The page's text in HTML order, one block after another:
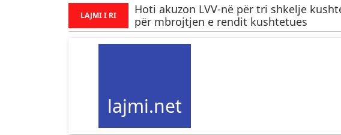
LAJMI I RI
Hoti akuzon LVV-në për tri shkelje
për mbrojtjen e rendit kushtetues
lajmi.net